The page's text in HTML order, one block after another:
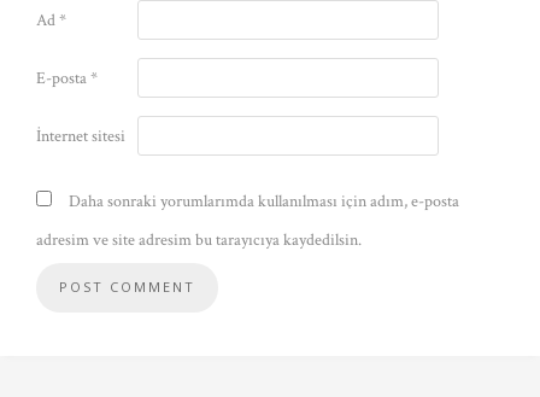
Ad*
E-posta*
İnternet sitesi
Daha sonraki yorumlarımda kullanılması için adım, e-posta
adresim ve site adresim bu tarayıcıya kaydedilsin.